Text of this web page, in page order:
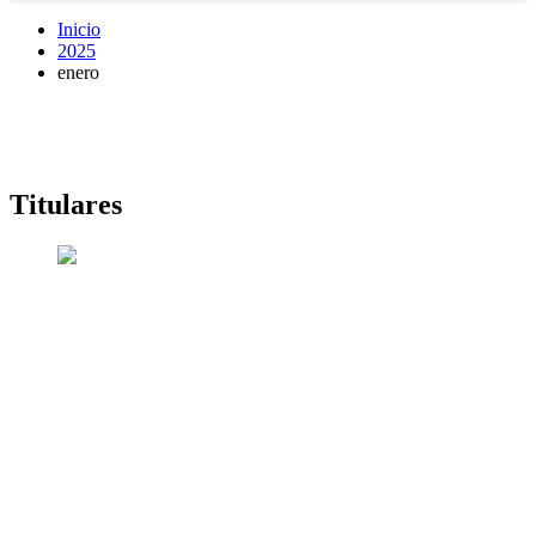
Inicio
2025
enero
Titulares